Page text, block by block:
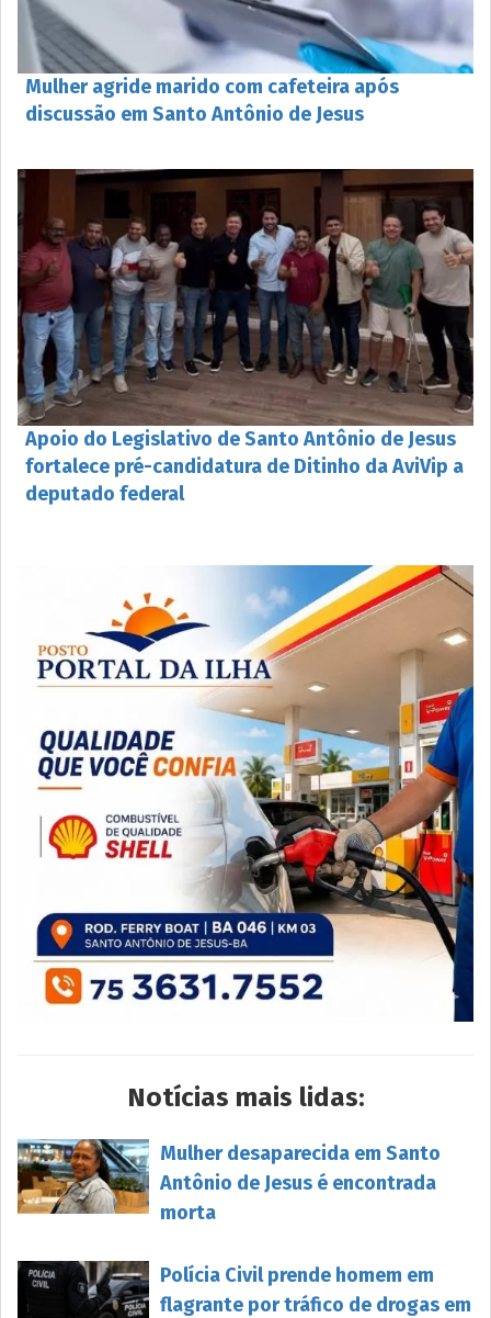
Mulher agride marido com cafeteira após
discussão em Santo Antônio de Jesus
Apoio do Legislativo de Santo Antônio de Jesus
fortalece pré-candidatura de Ditinho da AviVip a
deputado federal
Notícias mais lidas:
Mulher desaparecida em Santo
Antônio de Jesus é encontrada
morta
Polícia Civil prende homem em
flagrante por tráfico de drogas em